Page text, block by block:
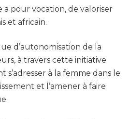
a pour vocation, de valoriser
et africain.
d’autonomisation de la
à travers cette initiative
s’adresser à la femme dans le
et l’amener à faire